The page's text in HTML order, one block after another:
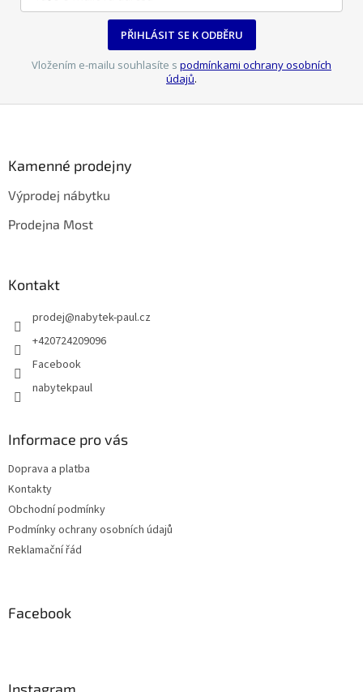
ý
p
i
s
u
PŘIHLÁSIT SE K ODBĚRU
Vložením e-mailu souhlasíte s podmínkami ochrany osobních
údajů.
Kamenné prodejny
Výprodej nábytku
Prodejna Most
Kontakt
prodej@nabytek-paul.cz
+420724209096
Facebook
nabytekpaul
Informace pro vás
Doprava a platba
Kontakty
Obchodní podmínky
Podmínky ochrany osobních údajů
Reklamační řád
Facebook